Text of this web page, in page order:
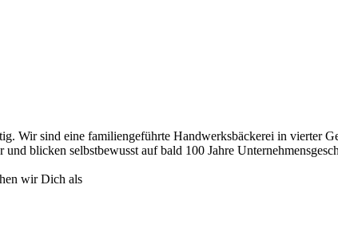
Wir sind eine familiengeführte Handwerksbäckerei in vierter
blicken selbstbewusst auf bald 100 Jahre
wir Dich als